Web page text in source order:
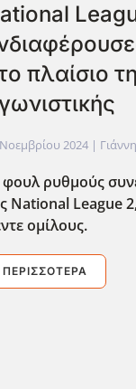
πλαίσιο
2024|
φουλ ρυθμούς
National League
ομίλους.
ΠΕΡΙΣΣΌΤΕΡΑ